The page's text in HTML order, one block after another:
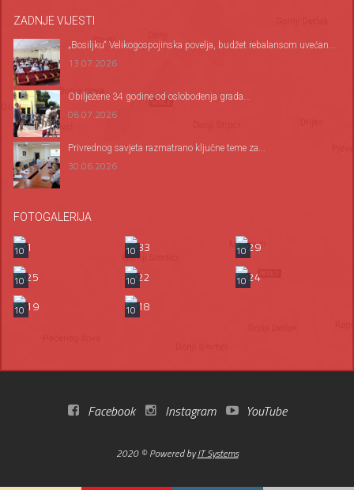
ZADNJE VIJESTI
„Bosiljku“ Velikogospojinska povelja, budžet rebalansom uvećan...
13.07.2026
Оbilježene 34 godine od oslobođenja grada...
06.07.2026
Privrednog savjeta razmatrano ključne teme za...
30.06.2026
FOTOGALERIJA
10 10
10
10
10
10
10
10
Facebook Instagram YouTube
2020 © Powered byIT Systems